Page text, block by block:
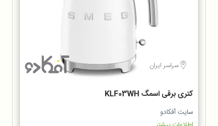
سراسر ایران
کتری برقی اسمگ KLF03WH
سایت آفکادو